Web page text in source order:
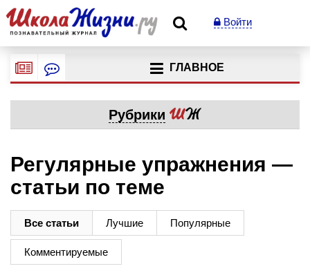
Войти
ГЛАВНОЕ
Рубрики
Регулярные упражнения —
статьи по теме
Все статьи Лучшие Популярные
Комментируемые